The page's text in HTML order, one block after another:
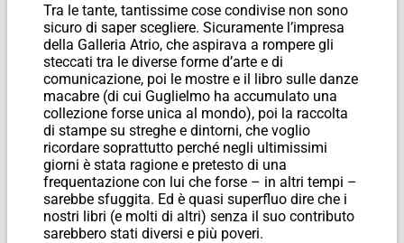
Tra le tante, tantissime cose condivise non sono
sicuro di saper scegliere. Sicuramente l’impresa
della Galleria Atrio, che aspirava a rompere gli
steccati tra le diverse forme d’arte e di
comunicazione, poi le mostre e il libro sulle danze
macabre (di cui Guglielmo ha accumulato una
collezione forse unica al mondo), poi la raccolta
di stampe su streghe e dintorni, che voglio
ricordare soprattutto perché negli ultimissimi
giorni è stata ragione e pretesto di una
frequentazione con lui che forse – in altri tempi –
sarebbe sfuggita. Ed è quasi superfluo dire che i
nostri libri (e molti di altri) senza il suo contributo
sarebbero stati diversi e più poveri.